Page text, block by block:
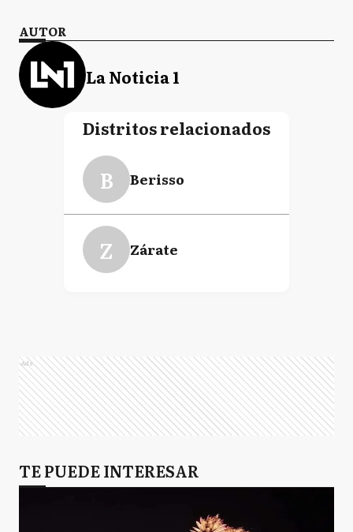
AUTOR
La Noticia 1
Distritos relacionados
B Berisso
Z Zárate
Ads
TE PUEDE INTERESAR